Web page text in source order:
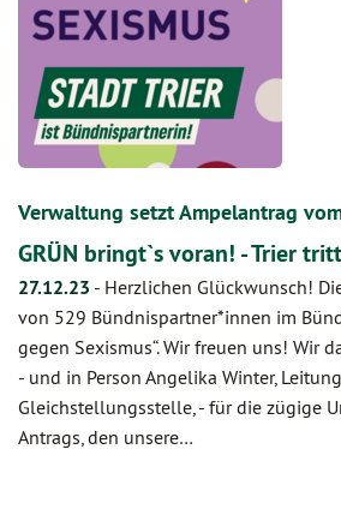
Verwaltung setzt Ampelantrag
GRÜN bringt`s voran! - Trier
27.12.23 - Herzlichen Glückwunsch!
von 529 Bündnispartner*innen im
gegen Sexismus“. Wir freuen uns! Wir
- und in Person Angelika Winter, Leitung
Gleichstellungsstelle, - für die zügige
Antrags, den unsere…